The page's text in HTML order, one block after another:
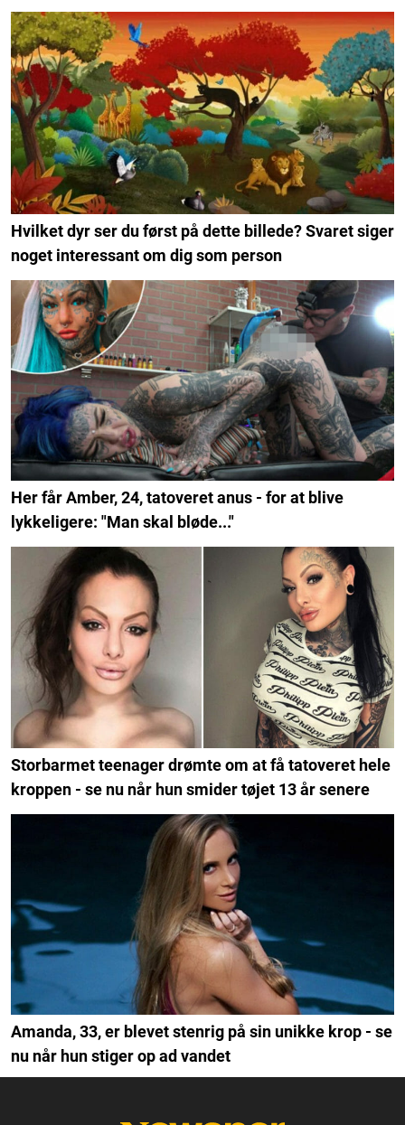
Hvilket dyr ser du først på dette billede? Svaret siger
noget interessant om dig som person
Her får Amber, 24, tatoveret anus - for at blive
lykkeligere: "Man skal bløde..."
Storbarmet teenager drømte om at få tatoveret hele
kroppen - se nu når hun smider tøjet 13 år senere
Amanda, 33, er blevet stenrig på sin unikke krop - se
nu når hun stiger op ad vandet